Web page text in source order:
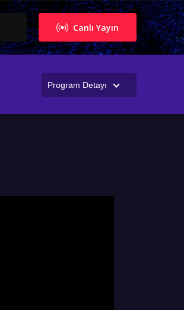
Canlı Yayın
Program Detayı